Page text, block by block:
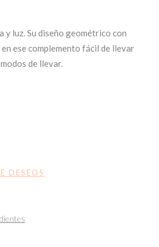
luz. Su diseño geométrico con
ese complemento fácil de llevar
de llevar.
DESEOS